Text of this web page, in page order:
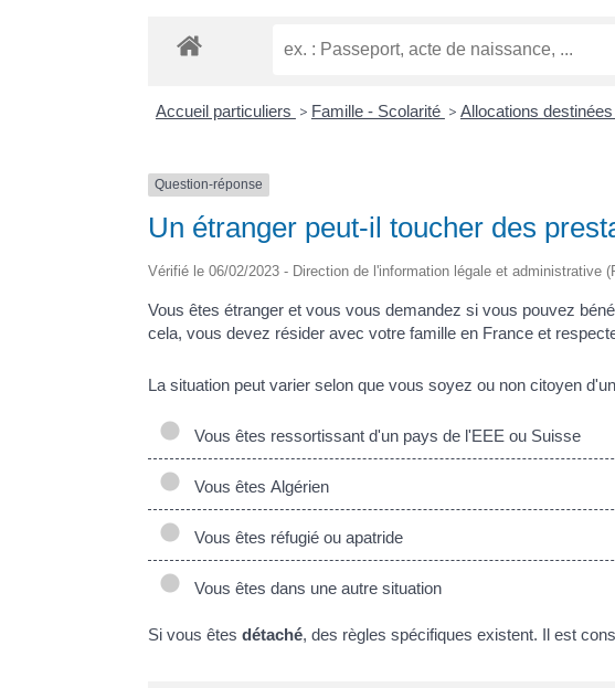
Accueil particuliers > Famille - Scolarité > Allocations
Question-réponse
Un étranger peut-il toucher des
Vérifié le 06/02/2023 - Direction de l'information légale et administrative
Vous êtes étranger et vous vous demandez si vous pouvez
cela, vous devez résider avec votre famille en France et
La situation peut varier selon que vous soyez ou non citoyen
Vous êtes ressortissant d'un pays de l'EEE ou Suisse
Vous êtes Algérien
Vous êtes réfugié ou apatride
Vous êtes dans une autre situation
Si vous êtesdétaché, des règles spécifiques existent. Il est